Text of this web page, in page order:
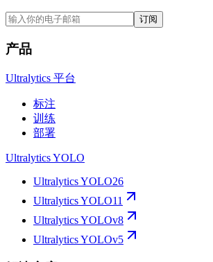
订阅
产品
Ultralytics 平台
标注
训练
部署
Ultralytics YOLO
Ultralytics YOLO26
Ultralytics YOLO11
Ultralytics YOLOv8
Ultralytics YOLOv5